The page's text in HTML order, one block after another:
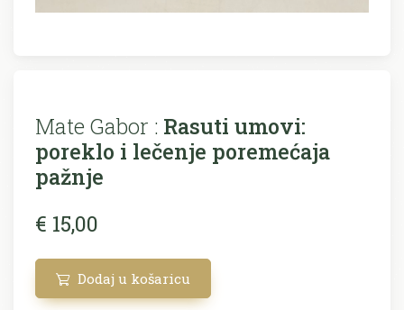
Mate Gabor : Rasuti umovi:
poreklo i lečenje poremećaja
pažnje
€ 15,00
Dodaj u košaricu